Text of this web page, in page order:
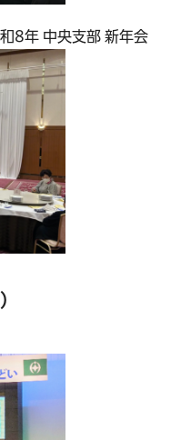
8年 中央支部 新年会